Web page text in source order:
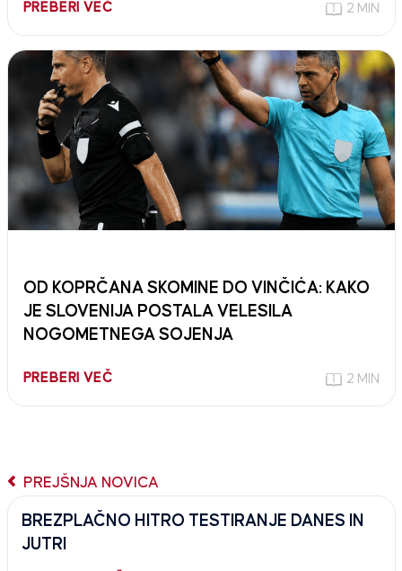
PREBERI VEČ 2 MIN
OD KOPRČANA SKOMINE DO VINČIĆA: KAKO
JE SLOVENIJA POSTALA VELESILA
NOGOMETNEGA SOJENJA
PREBERI VEČ 2 MIN
PREJŠNJA NOVICA
BREZPLAČNO HITRO TESTIRANJE DANES IN
JUTRI